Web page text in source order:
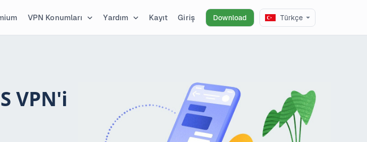
VPN Konumları Yardım Kayıt Giriş Download Türkçe
VPN'i